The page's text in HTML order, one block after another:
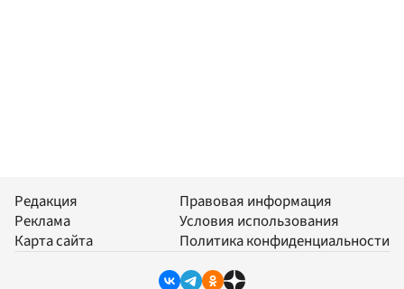
Редакция
Реклама
Карта сайта
Правовая информация
Условия использования
Политика конфиденциальности